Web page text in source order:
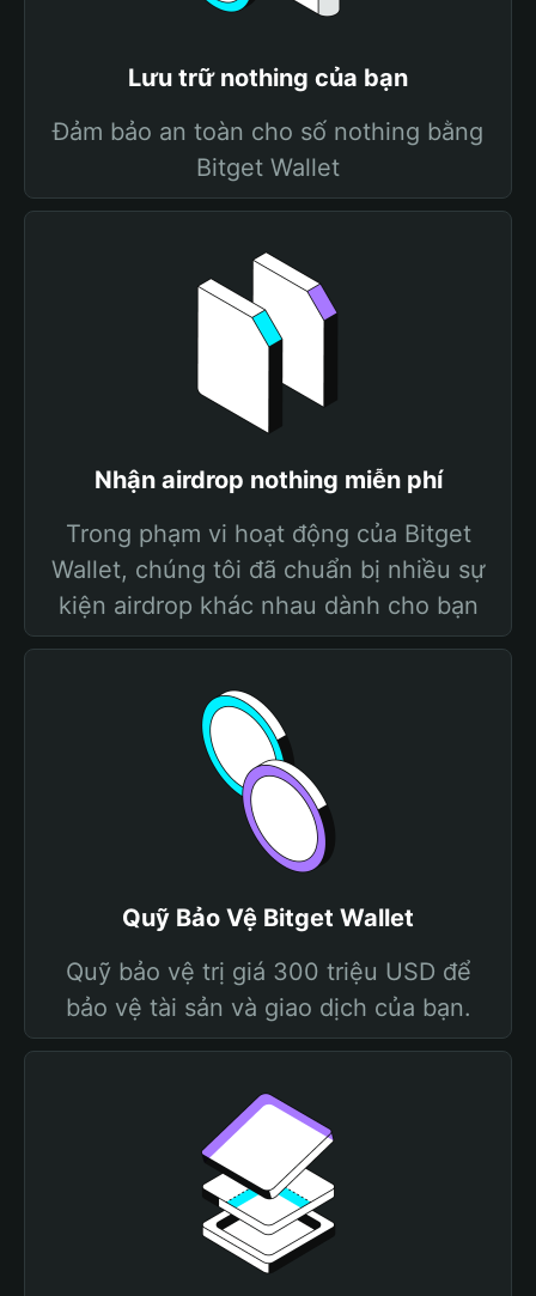
Lưu trữ nothing của bạn
Đảm bảo an toàn cho số nothing bằng
Bitget Wallet
Nhận airdrop nothing miễn phí
Trong phạm vi hoạt động của Bitget
Wallet, chúng tôi đã chuẩn bị nhiều sự
kiện airdrop khác nhau dành cho bạn
Quỹ Bảo Vệ Bitget Wallet
Quỹ bảo vệ trị giá 300 triệu USD để
bảo vệ tài sản và giao dịch của bạn.